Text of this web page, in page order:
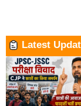
Latest